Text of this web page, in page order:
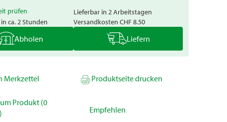
prüfen
ca. 2 Stunden
Lieferbar in 2 Arbeitstagen
Versandkosten CHF 8.50
Abholen Liefern
Merkzettel Produktseite drucken
Produkt (0
Empfehlen